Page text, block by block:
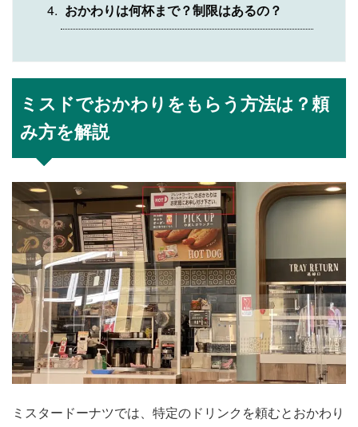
おかわりは何杯まで？制限はあるの？
ミスドでおかわりをもらう方法は？頼
み方を解説
ミスタードーナツでは、特定のドリンクを頼むとおかわり